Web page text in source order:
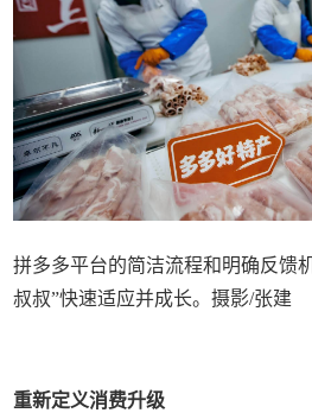
拼多多平台的简洁流程和明确反馈
叔叔”快速适应并成长。摄影/张建
重新定义消费升级